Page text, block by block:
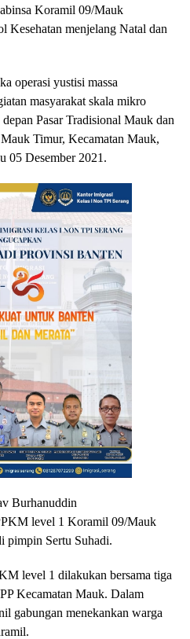
Koramil 09/Mauk
Kesehatan menjelang Natal dan
operasi yustisi massa
masyarakat skala mikro
Pasar Tradisional Mauk dan
Timur, Kecamatan Mauk,
05 Desember 2021.
Burhanuddin
level 1 Koramil 09/Mauk
pimpin Sertu Suhadi.
level 1 dilakukan bersama tiga
Kecamatan Mauk. Dalam
gabungan menekankan warga